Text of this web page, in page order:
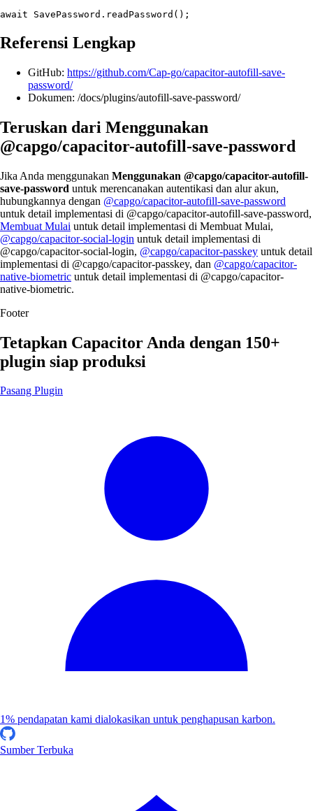
Referensi Lengkap
GitHub: https://github.com/Cap-go/capacitor-autofill-save-
password/
Dokumen: /docs/plugins/autofill-save-password/
Teruskan dari Menggunakan
@capgo/capacitor-autofill-save-password
Jika Anda menggunakan Menggunakan @capgo/capacitor-autofill-
save-password untuk merencanakan autentikasi dan alur akun,
hubungkannya dengan @capgo/capacitor-autofill-save-password
untuk detail implementasi di @capgo/capacitor-autofill-save-password,
Membuat Mulai untuk detail implementasi di Membuat Mulai,
@capgo/capacitor-social-login untuk detail implementasi di
@capgo/capacitor-social-login, @capgo/capacitor-passkey untuk detail
implementasi di @capgo/capacitor-passkey, dan @capgo/capacitor-
native-biometric untuk detail implementasi di @capgo/capacitor-
native-biometric.
Footer
Tetapkan Capacitor Anda dengan 150+
plugin siap produksi
Pasang Plugin
1% pendapatan kami dialokasikan untuk penghapusan karbon.
Sumber Terbuka